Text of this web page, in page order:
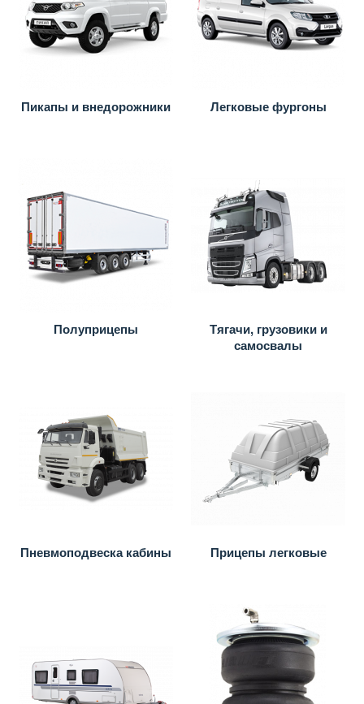
Пикапы и внедорожники Легковые фургоны
Полуприцепы
Тягачи, грузовики и
самосвалы
Пневмоподвеска кабины Прицепы легковые